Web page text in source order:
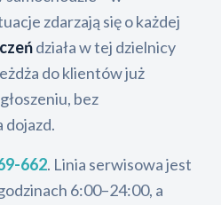
zdarzają się o każdej
działa w tej dzielnicy
do klientów już
bez
dojazd.
662. Linia serwisowa jest
6:00–24:00, a